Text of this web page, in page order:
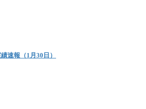
速報（1月30日）